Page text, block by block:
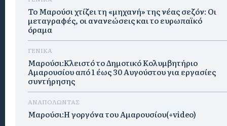
Το Μαρούσι χτίζει τη «μηχανή» της νέας σεζόν: Οι
μεταγραφές, οι ανανεώσεις και το ευρωπαϊκό
όραμα
ΓΕΝΙΚΑ
Μαρούσι:Κλειστό το Δημοτικό Κολυμβητήριο
Αμαρουσίου από 1 έως 30 Αυγούστου για εργασίες
συντήρησης
ΑΝΑΠΟΛΩΝΤΑΣ
Μαρούσι:H γοργόνα του Αμαρουσίου(+video)